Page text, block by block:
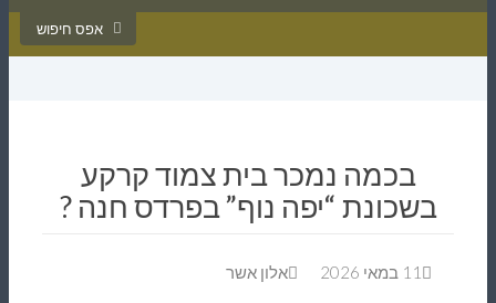
אפס חיפוש
בכמה נמכר בית צמוד קרקע
בשכונת “יפה נוף” בפרדס חנה ?
11 במאי 2026 אלון אשר